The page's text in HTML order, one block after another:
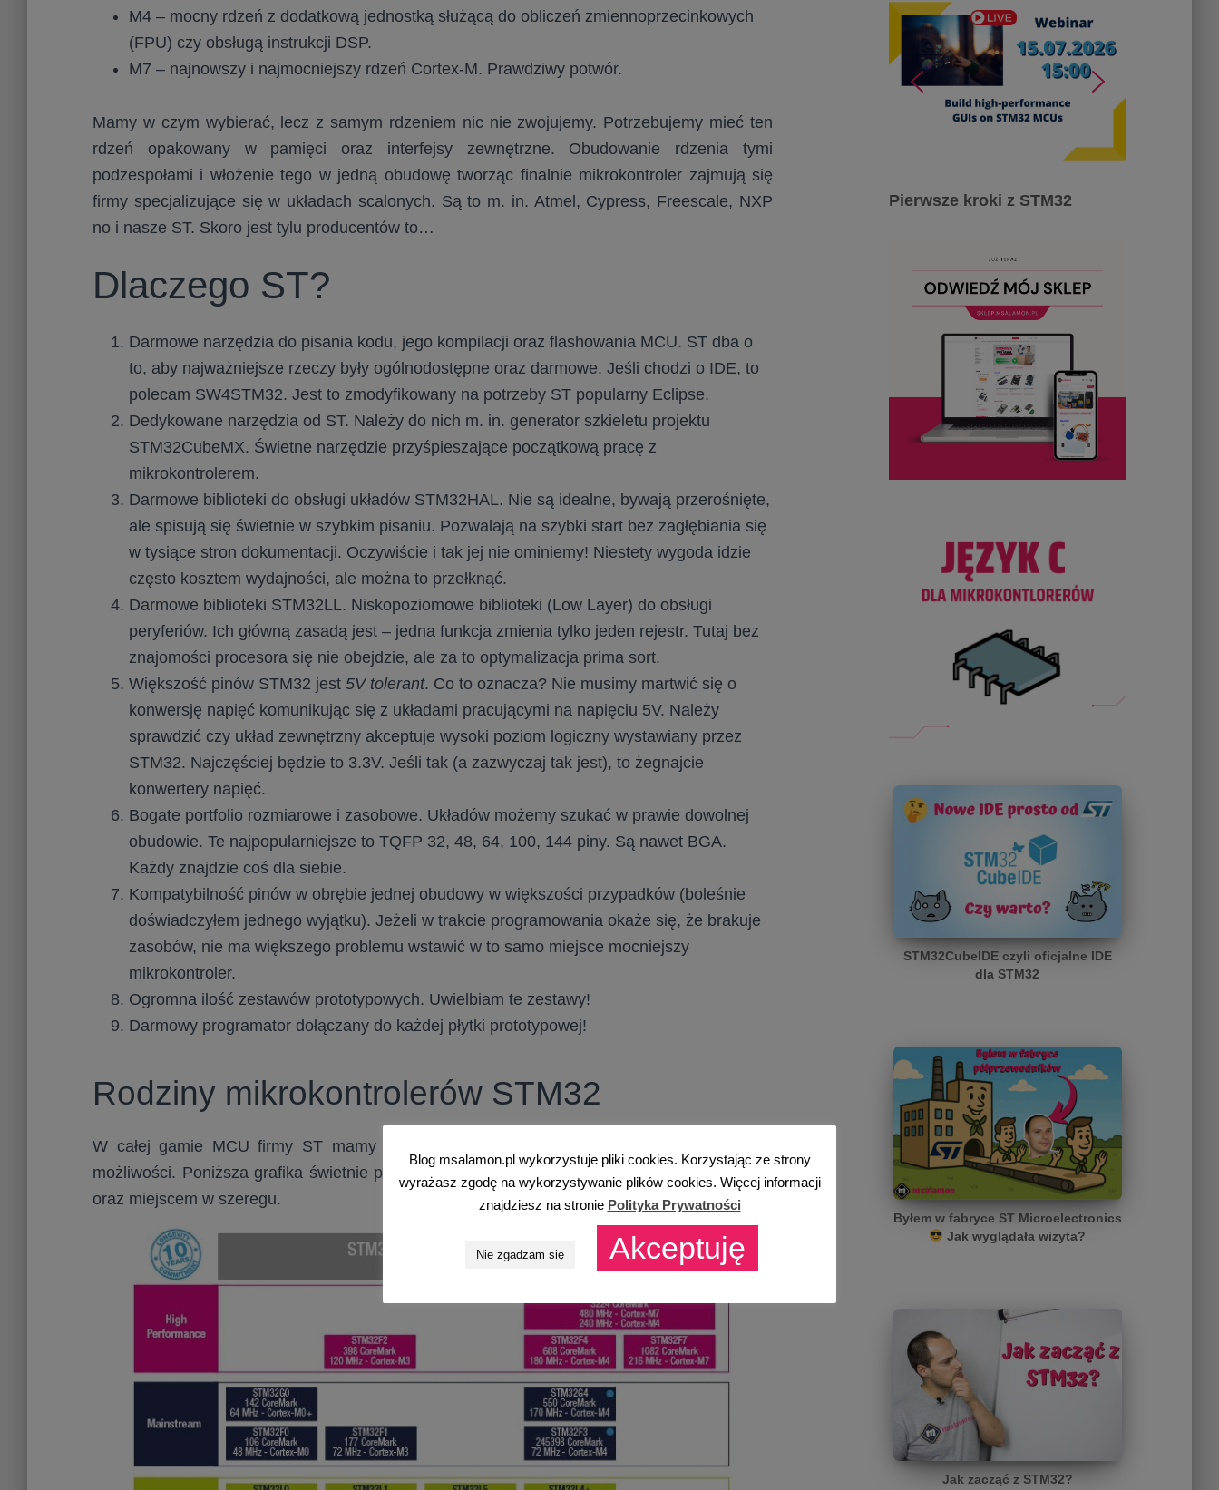
M4 – mocny rdzeń z dodatkową jednostką służącą do obliczeń zmiennoprzecinkowych
(FPU) czy obsługą instrukcji DSP.
M7 – najnowszy i najmocniejszy rdzeń Cortex-M. Prawdziwy potwór.
Mamy w czym wybierać, lecz z samym rdzeniem nic nie zwojujemy. Potrzebujemy mieć ten
rdzeń opakowany w pamięci oraz interfejsy zewnętrzne. Obudowanie rdzenia tymi
podzespołami i włożenie tego w jedną obudowę tworząc finalnie mikrokontroler zajmują się
firmy specjalizujące się w układach scalonych. Są to m. in. Atmel, Cypress, Freescale, NXP
no i nasze ST. Skoro jest tylu producentów to…
Dlaczego ST?
Darmowe narzędzia do pisania kodu, jego kompilacji oraz flashowania MCU. ST dba o
to, aby najważniejsze rzeczy były ogólnodostępne oraz darmowe. Jeśli chodzi o IDE, to
polecam SW4STM32. Jest to zmodyfikowany na potrzeby ST popularny Eclipse.
Dedykowane narzędzia od ST. Należy do nich m. in. generator szkieletu projektu
STM32CubeMX. Świetne narzędzie przyśpieszające początkową pracę z
mikrokontrolerem.
Darmowe biblioteki do obsługi układów STM32HAL. Nie są idealne, bywają przerośnięte,
ale spisują się świetnie w szybkim pisaniu. Pozwalają na szybki start bez zagłębiania się
w tysiące stron dokumentacji. Oczywiście i tak jej nie ominiemy! Niestety wygoda idzie
często kosztem wydajności, ale można to przełknąć.
Darmowe biblioteki STM32LL. Niskopoziomowe biblioteki (Low Layer) do obsługi
peryferiów. Ich główną zasadą jest – jedna funkcja zmienia tylko jeden rejestr. Tutaj bez
znajomości procesora się nie obejdzie, ale za to optymalizacja prima sort.
Większość pinów STM32 jest 5V tolerant. Co to oznacza? Nie musimy martwić się o
konwersję napięć komunikując się z układami pracującymi na napięciu 5V. Należy
sprawdzić czy układ zewnętrzny akceptuje wysoki poziom logiczny wystawiany przez
STM32. Najczęściej będzie to 3.3V. Jeśli tak (a zazwyczaj tak jest), to żegnajcie
konwertery napięć.
Bogate portfolio rozmiarowe i zasobowe. Układów możemy szukać w prawie dowolnej
obudowie. Te najpopularniejsze to TQFP 32, 48, 64, 100, 144 piny. Są nawet BGA.
Każdy znajdzie coś dla siebie.
Kompatybilność pinów w obrębie jednej obudowy w większości przypadków (boleśnie
doświadczyłem jednego wyjątku). Jeżeli w trakcie programowania okaże się, że brakuje
zasobów, nie ma większego problemu wstawić w to samo miejsce mocniejszy
mikrokontroler.
Ogromna ilość zestawów prototypowych. Uwielbiam te zestawy!
Darmowy programator dołączany do każdej płytki prototypowej!
Rodziny mikrokontrolerów STM32
W całej gamie MCU firmy ST mamy kilka rodzin, które są pogrupowane według swoich
możliwości. Poniższa grafika świetnie przedstawia wszystkie modele wraz z ich wydajnością
oraz miejscem w szeregu.
Pierwsze kroki z STM32
STM32CubeIDE czyli oficjalne IDE
dla STM32
Byłem w fabryce ST Microelectronics
Jak wyglądała wizyta?
Jak zacząć z STM32?
Blog msalamon.pl wykorzystuje pliki cookies. Korzystając ze strony
wyrażasz zgodę na wykorzystywanie plików cookies. Więcej informacji
znajdziesz na stronie Polityka Prywatności
Nie zgadzam się Akceptuję